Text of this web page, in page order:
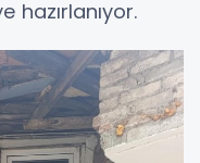
hazırlanıyor.